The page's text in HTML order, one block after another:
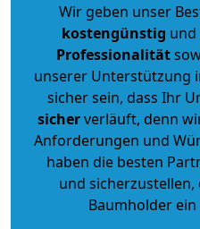
Wir geben unser
kostengünstig und
Professionalität
unserer Unterstützung
sicher sein, dass Ihr
sicherverläuft, denn
Anforderungen und
haben die besten
und
Baumholder